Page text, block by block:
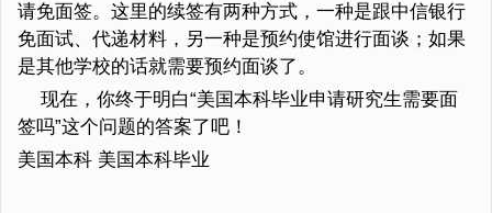
请免面签。这里的续签有两种方式，一种是跟中信银行
免面试、代递材料，另一种是预约使馆进行面谈；如果
是其他学校的话就需要预约面谈了。
现在，你终于明白“美国本科毕业申请研究生需要面
签吗”这个问题的答案了吧！
美国本科 美国本科毕业